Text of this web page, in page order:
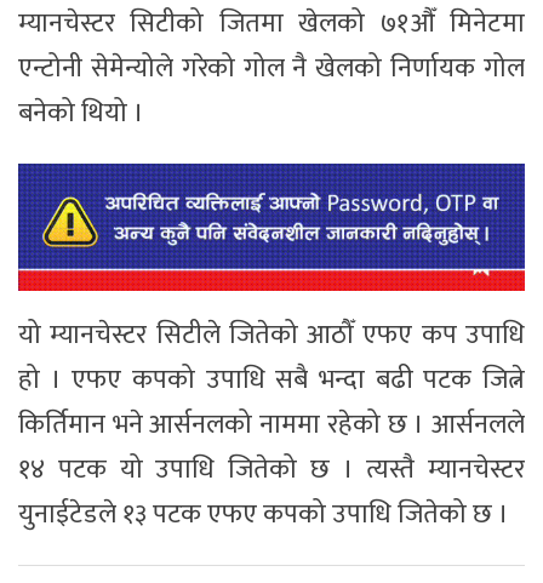
म्यानचेस्टर सिटीको जितमा खेलको ७१औँ मिनेटमा
एन्टोनी सेमेन्योले गरेको गोल नै खेलको निर्णायक गोल
बनेको थियो ।
यो म्यानचेस्टर सिटीले जितेको आठौँ एफए कप उपाधि
हो । एफए कपको उपाधि सबै भन्दा बढी पटक जित्ने
किर्तिमान भने आर्सनलको नाममा रहेको छ । आर्सनलले
१४ पटक यो उपाधि जितेको छ । त्यस्तै म्यानचेस्टर
युनाईटेडले १३ पटक एफए कपको उपाधि जितेको छ ।